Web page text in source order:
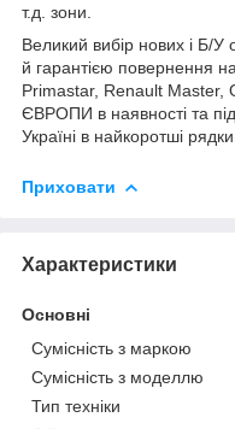
т.д. зони.
Великий вибір нових і Б/У
й гарантією повернення
Primastar, Renault Master,
ЄВРОПИ в наявності та
Україні в найкоротші рядки.
Приховати
Характеристики
Основні
Сумісність з маркою
Сумісність з моделлю
Тип техніки